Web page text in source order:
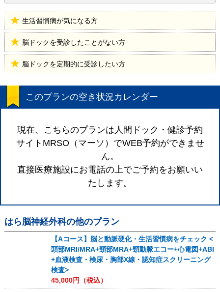
生活習慣病が気になる方
脳ドックを受診したことがない方
脳ドックを定期的に受診したい方
このプランの空き状況カレンダー
現在、こちらのプランは人間ドック・健診予約
サイトMRSO（マーソ）でWEB予約ができませ
ん。
直接医療施設にお電話の上でご予約をお願いい
たします。
はら脳神経外科の他のプラン
【Aコース】脳と動脈硬化・生活習慣病をチェック <
頭部MRI/MRA+頸部MRA+頸動脈エコー+心電図+ABI
+血液検査・検尿・胸部X線・認知症スクリーニング
検査>
45,000円（税込）